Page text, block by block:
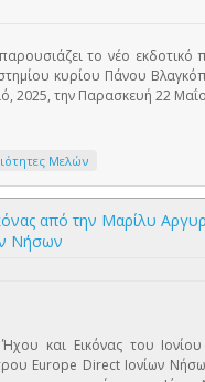
το νέο
κυρίου Πάνου
2025, την Παρασκευή 22
Μελών
από την Μαρίλυ
Νήσων
και Εικόνας του Ιονίου
Europe Direct Ιονίων